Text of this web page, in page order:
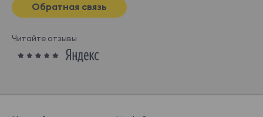
Обратная связь
Читайте отзывы